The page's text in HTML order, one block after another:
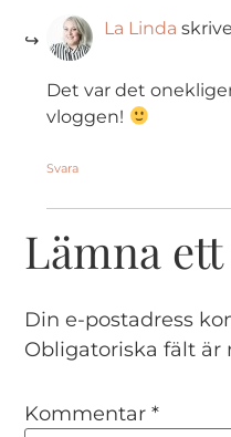
La Linda
The Real Person
Det var det
vloggen!
Svara
Lämna
Din e-postadress
Obligatoriska fält
Kommentar*